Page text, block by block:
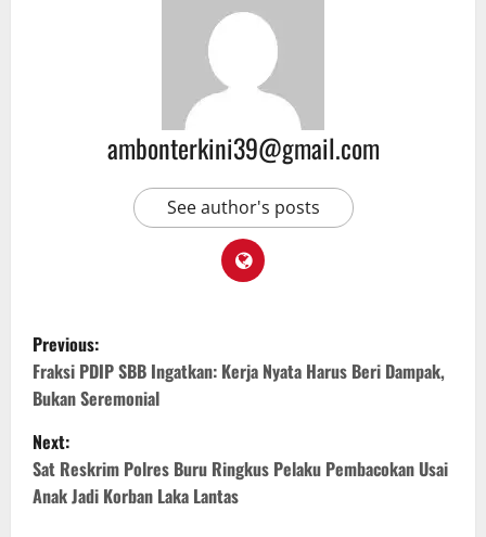
ambonterkini39@gmail.com
See author's posts
Previous:
Fraksi PDIP SBB Ingatkan: Kerja Nyata Harus Beri Dampak,
Bukan Seremonial
Next:
Sat Reskrim Polres Buru Ringkus Pelaku Pembacokan Usai
Anak Jadi Korban Laka Lantas